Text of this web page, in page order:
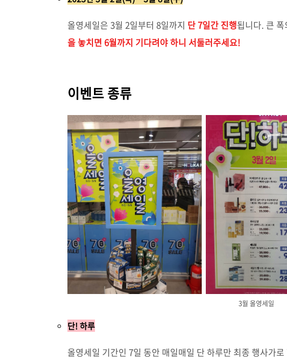
올영세일은 3월 2일부터 8일까지 단 7일간 진행됩니다. 큰
을 놓치면 6월까지 기다려야 하니 서둘러주세요!
이벤트 종류
3월 올영세일
단! 하루
올영세일 기간인 7일 동안 매일매일 단 하루만 최종 행사가